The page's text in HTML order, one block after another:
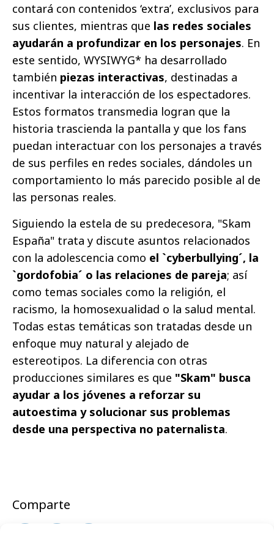
contará con contenidos ‘extra’, exclusivos para
sus clientes, mientras que las redes sociales
ayudarán a profundizar en los personajes. En
este sentido, WYSIWYG* ha desarrollado
también piezas interactivas, destinadas a
incentivar la interacción de los espectadores.
Estos formatos transmedia logran que la
historia trascienda la pantalla y que los fans
puedan interactuar con los personajes a través
de sus perfiles en redes sociales, dándoles un
comportamiento lo más parecido posible al de
las personas reales.
Siguiendo la estela de su predecesora, "Skam
España" trata y discute asuntos relacionados
con la adolescencia como el `cyberbullying´, la
`gordofobia´ o las relaciones de pareja; así
como temas sociales como la religión, el
racismo, la homosexualidad o la salud mental.
Todas estas temáticas son tratadas desde un
enfoque muy natural y alejado de
estereotipos. La diferencia con otras
producciones similares es que "Skam" busca
ayudar a los jóvenes a reforzar su
autoestima y solucionar sus problemas
desde una perspectiva no paternalista.
Comparte